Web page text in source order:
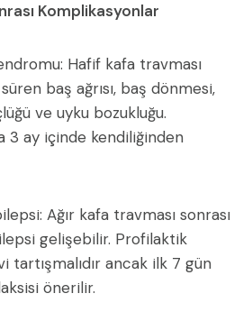
Komplikasyonlar
Hafif kafa travması
baş ağrısı, baş dönmesi,
ve uyku bozukluğu.
3 ay içinde kendiliğinden
Ağır kafa travması sonrası
gelişebilir. Profilaktik
ancak ilk 7 gün
önerilir.